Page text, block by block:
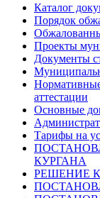
Каталог
Порядок
Проекты
Документы
аттестации
Основные
Тарифы на
КУРГАНА
РЕШЕНИЕ